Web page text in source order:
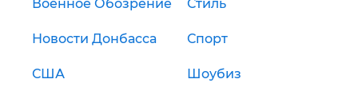
Военное Обозрение Стиль
Новости Донбасса Спорт
США Шоубиз